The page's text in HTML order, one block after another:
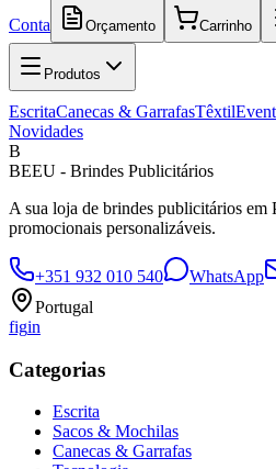
Conta Orçamento Carrinho
Produtos
EscritaCanecas & GarrafasTêxtil
Novidades
B
BEEU - Brindes Publicitários
A sua loja de brindes publicitários em
promocionais personalizáveis.
+351 932 010 540 WhatsApp
Portugal
figin
Categorias
Escrita
Sacos & Mochilas
Canecas & Garrafas